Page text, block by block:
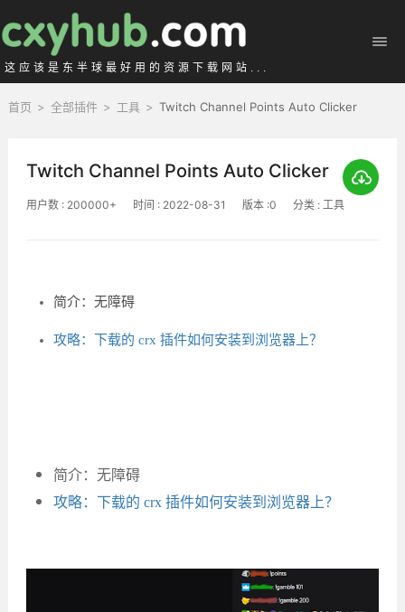
这应该是东半球最好用的资源下载网站...
首页 > 全部插件 > 工具 > Twitch Channel Points Auto Clicker
Twitch Channel Points Auto Clicker
用户数 : 200000+ 时间 : 2022-08-31 版本 :0 分类 : 工具
简介：无障碍
攻略：下载的 crx 插件如何安装到浏览器上？
简介：无障碍
攻略：下载的 crx 插件如何安装到浏览器上？